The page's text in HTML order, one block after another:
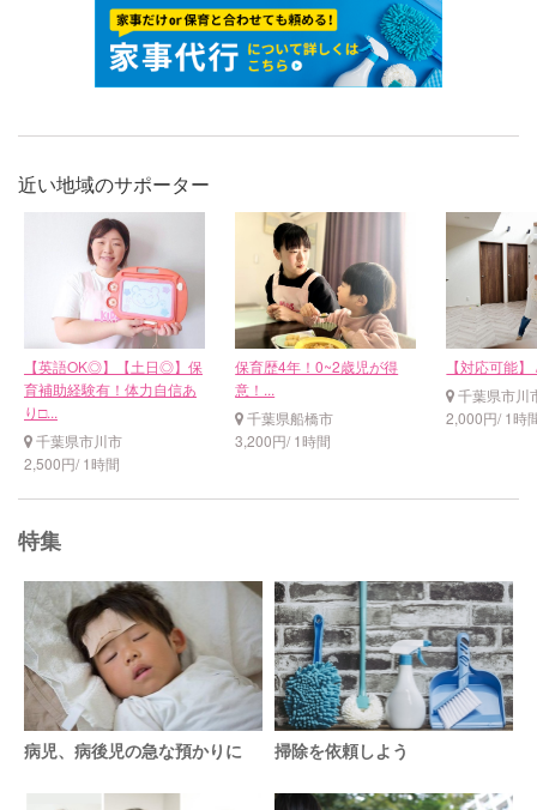
近い地域のサポーター
【英語OK◎】【土日◎】保
育補助経験有！体力自信あ
り□...
千葉県市川市
2,500円/ 1時間
保育歴4年！0~2歳児が得
意！...
千葉県船橋市
3,200円/ 1時間
【対応可能
千葉県市川
2,000円/ 1時
特集
病児、病後児の急な預かりに 掃除を依頼しよう